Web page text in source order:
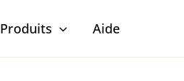
Produits Aide